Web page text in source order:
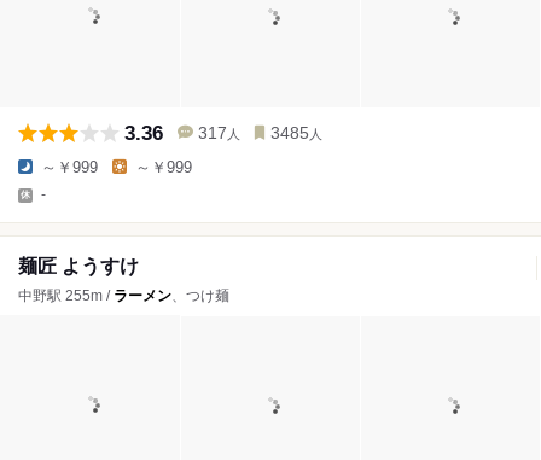
3.36 317 人 3485 人
～￥999 ～￥999
-
麺匠 ようすけ
中野駅 255m / ラーメン、つけ麺